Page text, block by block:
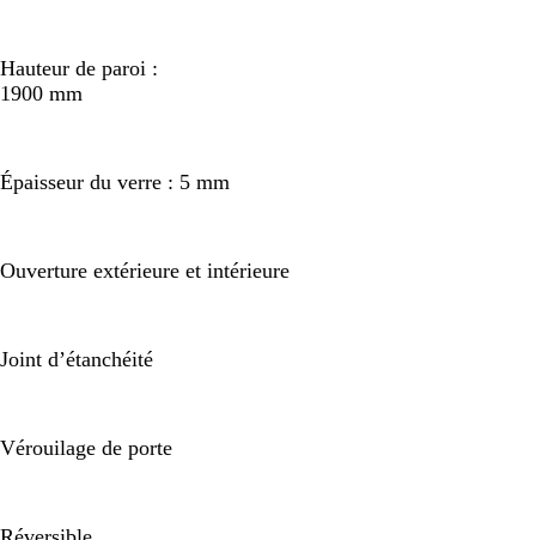
Hauteur de paroi :
1900 mm
Épaisseur du verre : 5 mm
Ouverture extérieure et intérieure
Joint d’étanchéité
Vérouilage de porte